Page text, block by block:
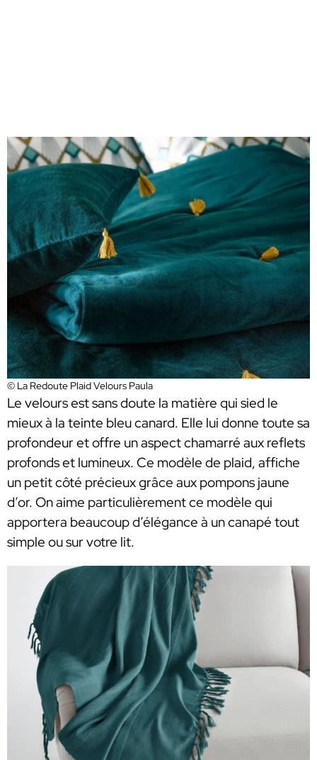
© La Redoute Plaid Velours Paula
Le velours est sans doute la matière qui sied le
mieux à la teinte bleu canard. Elle lui donne toute sa
profondeur et offre un aspect chamarré aux reflets
profonds et lumineux. Ce modèle de plaid, affiche
un petit côté précieux grâce aux pompons jaune
d’or. On aime particulièrement ce modèle qui
apportera beaucoup d’élégance à un canapé tout
simple ou sur votre lit.